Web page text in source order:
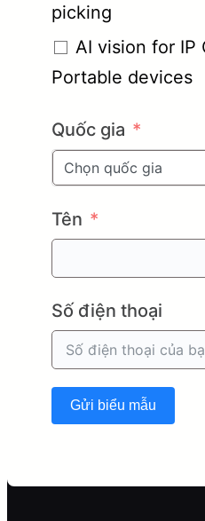
picking
AI vision for IP
Portable devices
Quốc gia
Chọn quốc gia
Tên
Số điện thoại
Gửi biểu mẫu